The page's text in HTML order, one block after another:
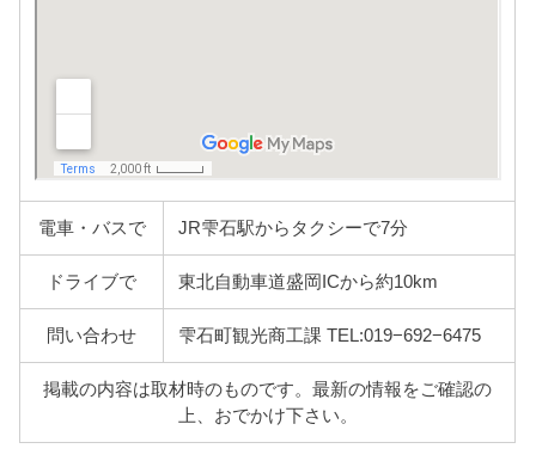
電車・バスで JR雫石駅からタクシーで7分
ドライブで 東北自動車道盛岡ICから約10km
問い合わせ 雫石町観光商工課 TEL:019−692−6475
掲載の内容は取材時のものです。最新の情報をご確認の
上、おでかけ下さい。